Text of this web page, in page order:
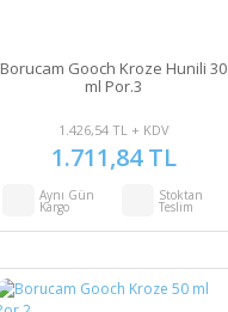
Borucam Gooch Kroze Hunili 30
ml Por.3
1.426,54 TL + KDV
1.711,84 TL
Aynı Gün
Kargo
Stoktan
Teslim